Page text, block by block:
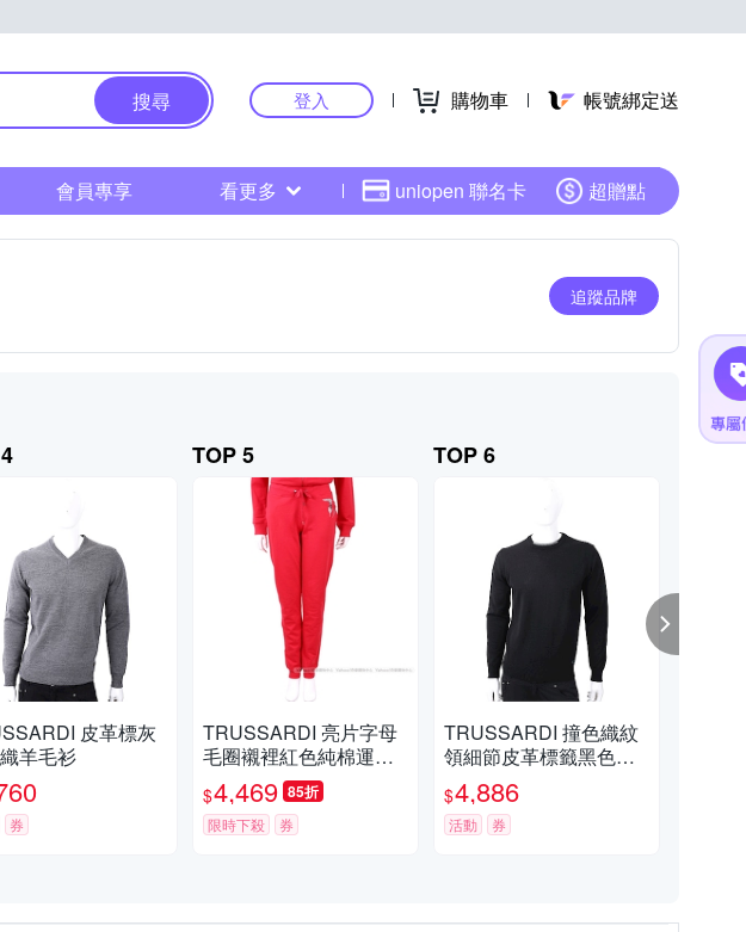
搜尋 登入 購物車 帳號綁定送
會員專享 看更多 uniopen 聯名卡 超贈點
追蹤品牌
皮革標灰
羊毛衫
券
TOP 5
TRUSSARDI 亮片字母
毛圈襯裡紅色純棉運動
長褲
$4,469 85折
限時下殺 券
TOP 6
TRUSSARDI 撞色織紋
領細節皮革標籤黑色針
織羊毛衫
$4,886
活動 券